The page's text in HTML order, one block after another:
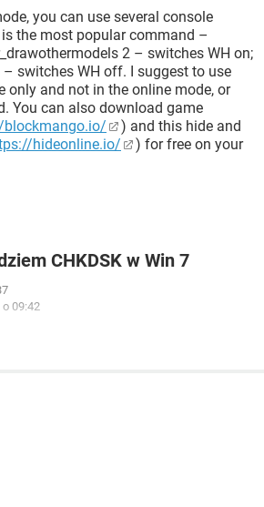
you can use several console
the most popular command –
2 – switches WH on;
switches WH off. I suggest to use
only and not in the online mode, or
You can also download game
) and this hide and
hideonline.io/
) for free on your
CHKDSK w Win 7
09:42